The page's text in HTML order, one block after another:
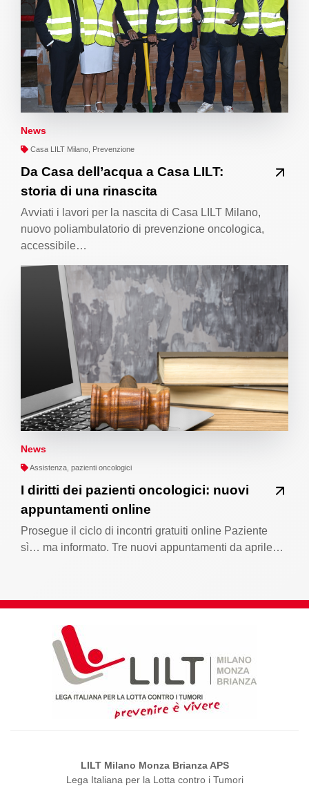
News
Casa LILT Milano, Prevenzione
Da Casa dell’acqua a Casa LILT:
storia di una rinascita
Avviati i lavori per la nascita di Casa LILT Milano,
nuovo poliambulatorio di prevenzione oncologica,
accessibile…
News
Assistenza, pazienti oncologici
I diritti dei pazienti oncologici: nuovi
appuntamenti online
Prosegue il ciclo di incontri gratuiti online Paziente
sì… ma informato. Tre nuovi appuntamenti da aprile…
LILT Milano Monza Brianza APS
Lega Italiana per la Lotta contro i Tumori